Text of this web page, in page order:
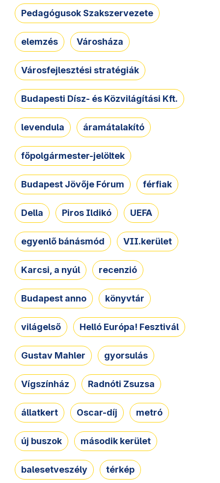
Pedagógusok Szakszervezete
elemzés Városháza
Városfejlesztési stratégiák
Budapesti Dísz- és Közvilágítási Kft.
levendula áramátalakító
főpolgármester-jelöltek
Budapest Jövője Fórum férfiak
Della Piros Ildikó UEFA
egyenlő bánásmód VII.kerület
Karcsi, a nyúl recenzió
Budapest anno könyvtár
világelső Helló Európa! Fesztivál
Gustav Mahler gyorsulás
Vígszínház Radnóti Zsuzsa
állatkert Oscar-díj metró
új buszok második kerület
balesetveszély térkép